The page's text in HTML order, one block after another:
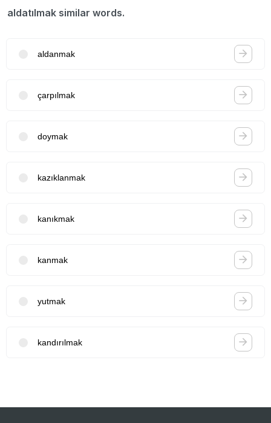
aldatılmak similar words.
aldanmak
çarpılmak
doymak
kazıklanmak
kanıkmak
kanmak
yutmak
kandırılmak